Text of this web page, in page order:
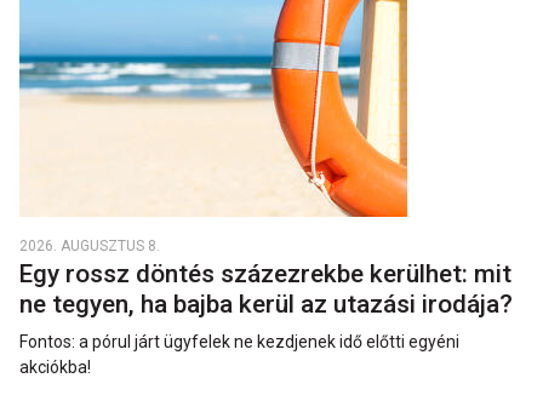
2026. AUGUSZTUS 8.
Egy rossz döntés százezrekbe kerülhet: mit
ne tegyen, ha bajba kerül az utazási irodája?
Fontos: a pórul járt ügyfelek ne kezdjenek idő előtti egyéni
akciókba!